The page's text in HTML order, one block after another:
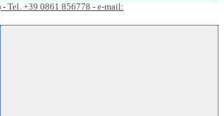
Tel. +39 0861 856778 - e-mail: